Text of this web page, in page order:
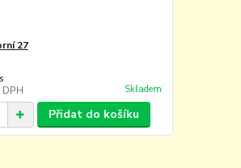
27
Skladem
Přidat do košíku